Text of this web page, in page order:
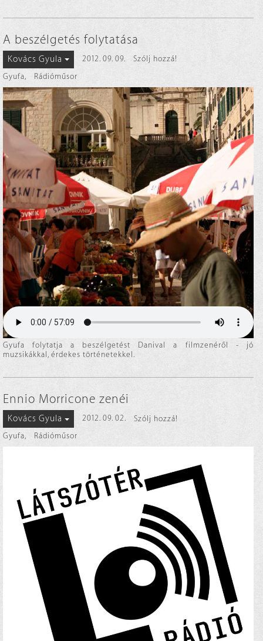
A beszélgetés folytatása
Kovács Gyula 2012. 09. 09.
Szólj hozzá!
Gyufa, Rádióműsor
Gyufa folytatja a beszélgetést Danival a filmzenéről - jó
muzsikákkal, érdekes történetekkel.
Ennio Morricone zenéi
Kovács Gyula 2012. 09. 02.
Szólj hozzá!
Gyufa, Rádióműsor